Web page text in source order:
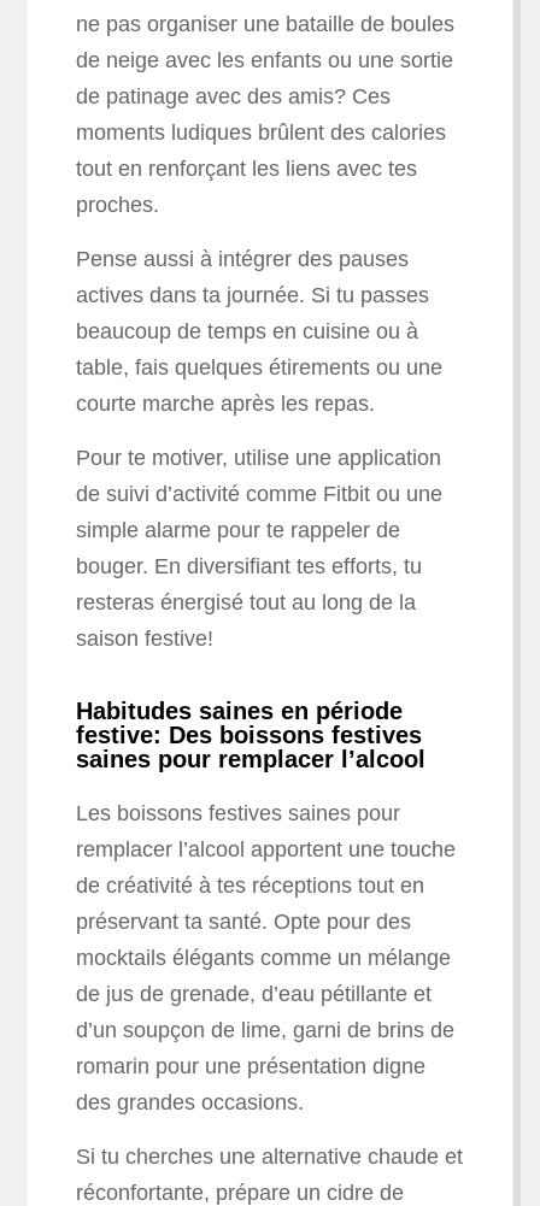
ne pas organiser une bataille de boules
de neige avec les enfants ou une sortie
de patinage avec des amis? Ces
moments ludiques brûlent des calories
tout en renforçant les liens avec tes
proches.
Pense aussi à intégrer des pauses
actives dans ta journée. Si tu passes
beaucoup de temps en cuisine ou à
table, fais quelques étirements ou une
courte marche après les repas.
Pour te motiver, utilise une application
de suivi d’activité comme Fitbit ou une
simple alarme pour te rappeler de
bouger. En diversifiant tes efforts, tu
resteras énergisé tout au long de la
saison festive!
Habitudes saines en période
festive: Des boissons festives
saines pour remplacer l’alcool
Les boissons festives saines pour
remplacer l’alcool apportent une touche
de créativité à tes réceptions tout en
préservant ta santé. Opte pour des
mocktails élégants comme un mélange
de jus de grenade, d’eau pétillante et
d’un soupçon de lime, garni de brins de
romarin pour une présentation digne
des grandes occasions.
Si tu cherches une alternative chaude et
réconfortante, prépare un cidre de